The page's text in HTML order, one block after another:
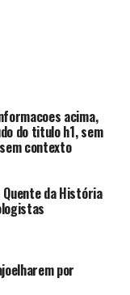
acima,
do titulo h1, sem
contexto
da História
por